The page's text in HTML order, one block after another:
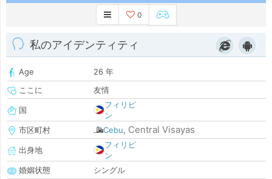
0
私のアイデンティティ
Age
26 年
ここに
友情
国
フィリピ
ン
市区町村
Cebu, Central Visayas
出身地
フィリピ
ン
婚姻状態
シングル